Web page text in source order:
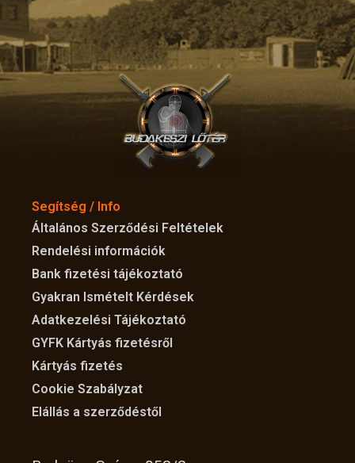
Segítség / Info
Általános Szerződési Feltételek
Rendelési információk
Bank fizetési tájékoztató
Gyakran Ismételt Kérdések
Adatkezelési Tájékoztató
GYFK Kártyás fizetésről
Kártyás fizetés
Cookie Szabályzat
Elállás a szerződéstől